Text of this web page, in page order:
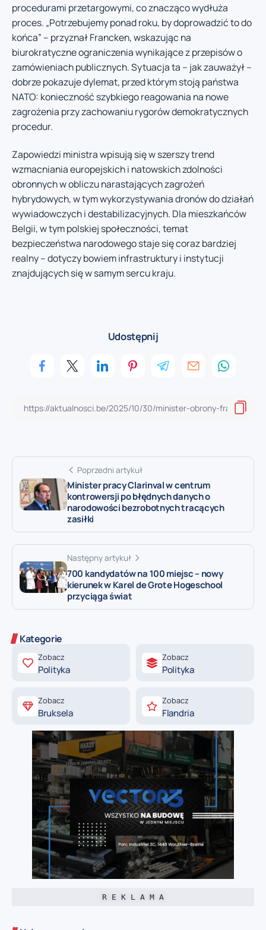
procedurami przetargowymi, co znacząco wydłuża
proces. „Potrzebujemy ponad roku, by doprowadzić to do
końca” – przyznał Francken, wskazując na
biurokratyczne ograniczenia wynikające z przepisów o
zamówieniach publicznych. Sytuacja ta – jak zauważył –
dobrze pokazuje dylemat, przed którym stoją państwa
NATO: konieczność szybkiego reagowania na nowe
zagrożenia przy zachowaniu rygorów demokratycznych
procedur.
Zapowiedzi ministra wpisują się w szerszy trend
wzmacniania europejskich i natowskich zdolności
obronnych w obliczu narastających zagrożeń
hybrydowych, w tym wykorzystywania dronów do działań
wywiadowczych i destabilizacyjnych. Dla mieszkańców
Belgii, w tym polskiej społeczności, temat
bezpieczeństwa narodowego staje się coraz bardziej
realny – dotyczy bowiem infrastruktury i instytucji
znajdujących się w samym sercu kraju.
Udostępnij
Poprzedni artykuł
Minister pracy Clarinval w centrum
kontrowersji po błędnych danych o
narodowości bezrobotnych tracących
zasiłki
Następny artykuł
700 kandydatów na 100 miejsc – nowy
kierunek w Karel de Grote Hogeschool
przyciąga świat
Kategorie
Zobacz
Polityka
Zobacz
Polityka
Zobacz
Bruksela
Zobacz
Flandria
R E K L A M A